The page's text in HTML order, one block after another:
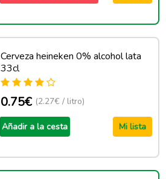
Cerveza heineken 0% alcohol lata
33cl
0.75€ (2.27€ / litro)
Añadir a la cesta Mi lista